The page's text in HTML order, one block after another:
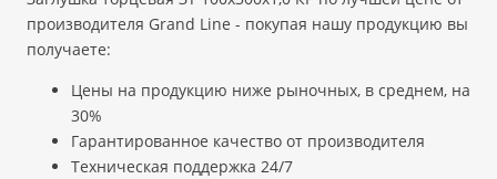
производителя Grand Line - покупая нашу продукцию вы
получаете:
Цены на продукцию ниже рыночных, в среднем, на
30%
Гарантированное качество от производителя
Техническая поддержка 24/7